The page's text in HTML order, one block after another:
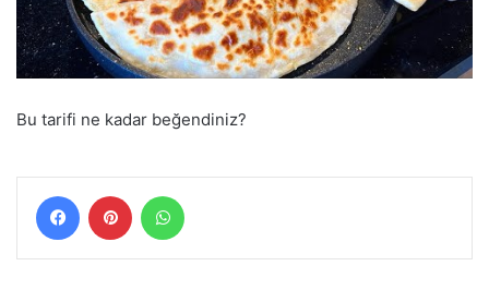
Bu tarifi ne kadar beğendiniz?
FacebookPinterest